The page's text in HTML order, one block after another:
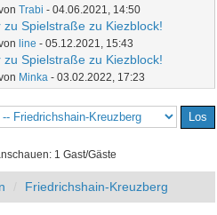
Trabi - 04.06.2021, 14:50
Spielstraße zu Kiezblock!
line - 05.12.2021, 15:43
Spielstraße zu Kiezblock!
Minka - 03.02.2022, 17:23
1 Gast/Gäste
Friedrichshain-Kreuzberg